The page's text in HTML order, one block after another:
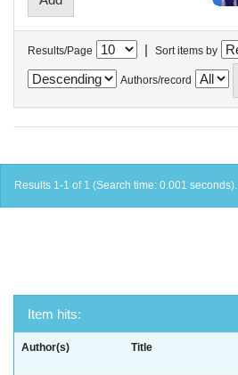
Results/Page | Sort items by
Authors/record
Results 1-1 of 1 (Search time: 0.001 seconds).
Item hits:
Author(s) Title